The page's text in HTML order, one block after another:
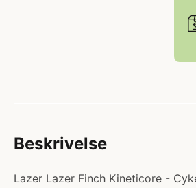
Beskrivelse
Lazer Lazer Finch Kineticore -